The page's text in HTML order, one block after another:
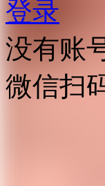
登录
没有账
微信扫